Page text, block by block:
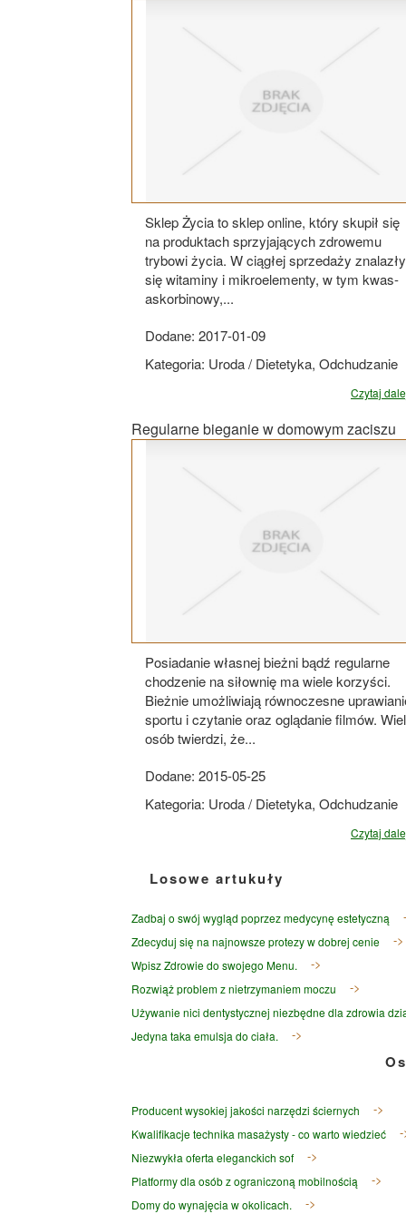
Sklep Życia to sklep online, który skupił się
na produktach sprzyjających zdrowemu
trybowi życia. W ciągłej sprzedaży znalazły
się witaminy i mikroelementy, w tym kwas-
askorbinowy,...
Dodane: 2017-01-09
Kategoria: Uroda / Dietetyka, Odchudzanie
Czytaj
Regularne bieganie w domowym zaciszu
Posiadanie własnej bieżni bądź regularne
chodzenie na siłownię ma wiele korzyści.
Bieżnie umożliwiają równoczesne
sportu i czytanie oraz oglądanie filmów.
osób twierdzi, że...
Dodane: 2015-05-25
Kategoria: Uroda / Dietetyka, Odchudzanie
Czytaj
Losowe artukuły
Zadbaj o swój wygląd poprzez medycynę estetyczną
Zdecyduj się na najnowsze protezy w dobrej cenie
Wpisz Zdrowie do swojego Menu.
Rozwiąż problem z nietrzymaniem moczu
Używanie nici dentystycznej niezbędne dla zdrowia
Jedyna taka emulsja do ciała.
Producent wysokiej jakości narzędzi ściernych
Kwalifikacje technika masażysty - co warto wiedzieć
Niezwykła oferta eleganckich sof
Platformy dla osób z ograniczoną mobilnością
Domy do wynajęcia w okolicach.